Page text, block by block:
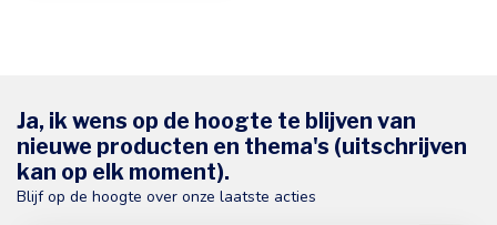
Ja, ik wens op de hoogte te blijven van
nieuwe producten en thema's (uitschrijven
kan op elk moment).
Blijf op de hoogte over onze laatste acties